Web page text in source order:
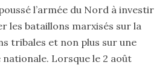
l’armée du Nord à investir
les bataillons marxisés sur la
tribales et non plus sur une
Lorsque le 2 août